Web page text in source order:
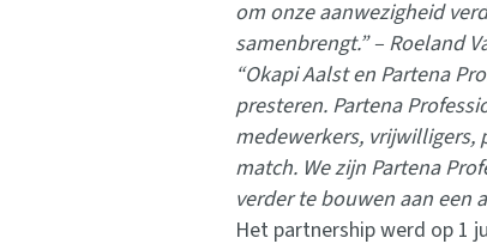
om onze aanwezigheid
samenbrengt.” – Roeland
“Okapi Aalst en Partena
presteren. Partena
medewerkers, vrijwilligers,
match. We zijn Partena
verder te bouwen aan een
Het partnership werd op 1